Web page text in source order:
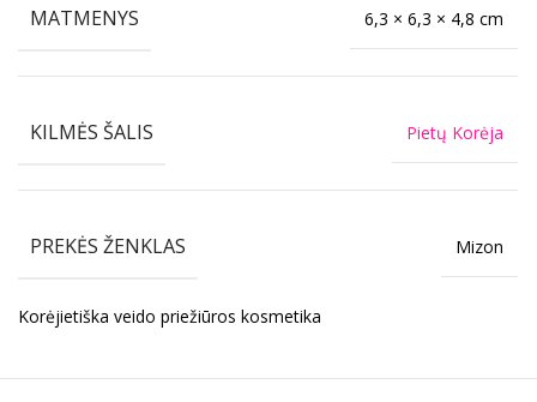
MATMENYS 6,3 × 6,3 × 4,8 cm
KILMĖS ŠALIS Pietų Korėja
PREKĖS ŽENKLAS Mizon
Korėjietiška veido priežiūros kosmetika